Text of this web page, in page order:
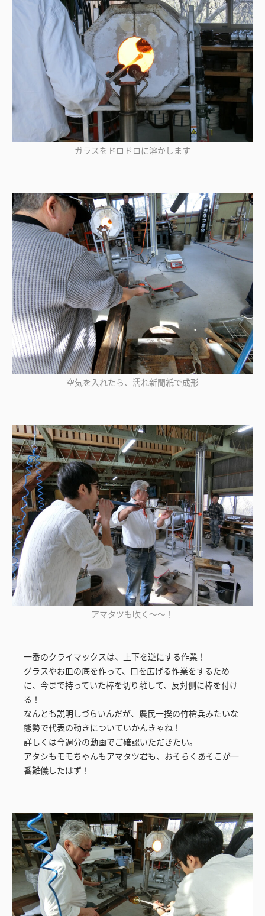
ガラスをドロドロに溶かします
空気を入れたら、濡れ新聞紙で成形
アマタツも吹く～～！
一番のクライマックスは、上下を逆にする作業！
グラスやお皿の底を作って、口を広げる作業をするため
に、今まで持っていた棒を切り離して、反対側に棒を付け
る！
なんとも説明しづらいんだが、農民一揆の竹槍兵みたいな
態勢で代表の動きについていかんきゃね！
詳しくは今週分の動画でご確認いただきたい。
アタシもモモちゃんもアマタツ君も、おそらくあそこが一
番難儀したはず！